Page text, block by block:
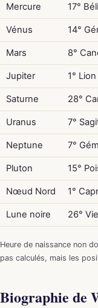
Mercure 17°
Vénus 14°
Mars 8°
Jupiter 1° Lion
Saturne 28°
Uranus 7°
Neptune 7°
Pluton 15°
Nœud Nord 1°
Lune noire 26°
Heure de naissance non
pas calculés, mais les
Biographie de